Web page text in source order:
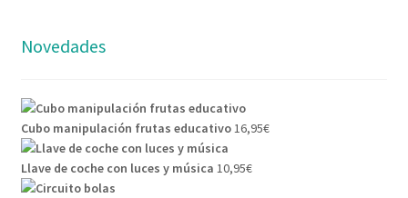
Novedades
Cubo manipulación frutas educativo16,95€
Llave de coche con luces y música 10,95€